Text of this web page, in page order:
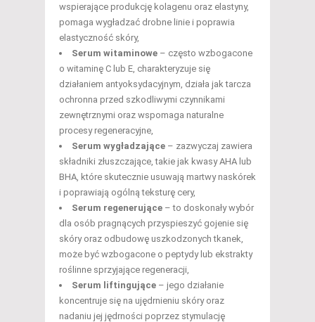
wspierające produkcję kolagenu oraz elastyny,
pomaga wygładzać drobne linie i poprawia
elastyczność skóry,
Serum witaminowe – często wzbogacone
o witaminę C lub E, charakteryzuje się
działaniem antyoksydacyjnym, działa jak tarcza
ochronna przed szkodliwymi czynnikami
zewnętrznymi oraz wspomaga naturalne
procesy regeneracyjne,
Serum wygładzające – zazwyczaj zawiera
składniki złuszczające, takie jak kwasy AHA lub
BHA, które skutecznie usuwają martwy naskórek
i poprawiają ogólną teksturę cery,
Serum regenerujące – to doskonały wybór
dla osób pragnących przyspieszyć gojenie się
skóry oraz odbudowę uszkodzonych tkanek,
może być wzbogacone o peptydy lub ekstrakty
roślinne sprzyjające regeneracji,
Serum liftingujące – jego działanie
koncentruje się na ujędrnieniu skóry oraz
nadaniu jej jędrności poprzez stymulację